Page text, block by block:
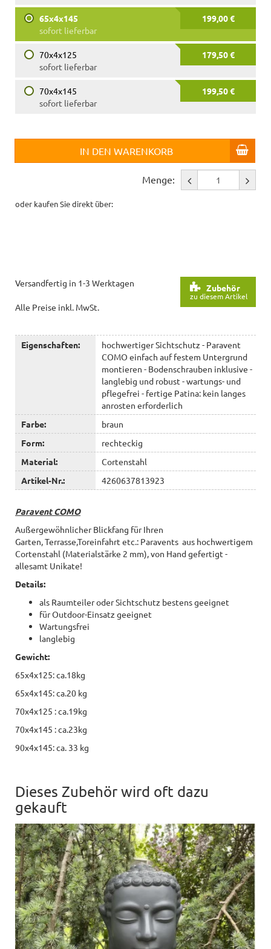
65x4x145
199,00 €
sofort lieferbar
70x4x125
179,50 €
sofort lieferbar
70x4x145
199,50 €
sofort lieferbar
IN DEN WARENKORB
Menge:
oder kaufen Sie direkt über:
Zubehör
zu diesem Artikel
Versandfertig in 1-3 Werktagen
Alle Preise inkl. MwSt.
Eigenschaften:
hochwertiger Sichtschutz - Paravent
COMO einfach auf festem Untergrund
montieren - Bodenschrauben inklusive -
langlebig und robust - wartungs- und
pflegefrei - fertige Patina: kein langes
anrosten erforderlich
Farbe:
braun
Form:
rechteckig
Material:
Cortenstahl
Artikel-Nr.:
4260637813923
Paravent COMO
Außergewöhnlicher Blickfang für Ihren
Garten, Terrasse,Toreinfahrt etc.: Paravents aus hochwertigem
Cortenstahl (Materialstärke 2 mm), von Hand gefertigt -
allesamt Unikate!
Details:
als Raumteiler oder Sichtschutz bestens geeignet
für Outdoor-Einsatz geeignet
Wartungsfrei
langlebig
Gewicht:
65x4x125: ca.18kg
65x4x145: ca.20 kg
70x4x125 : ca.19kg
70x4x145 : ca.23kg
90x4x145: ca. 33 kg
Dieses Zubehör wird oft dazu
gekauft